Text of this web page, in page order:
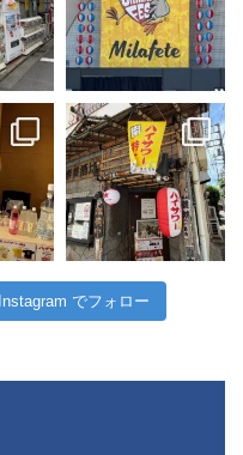
Instagram でフォロー